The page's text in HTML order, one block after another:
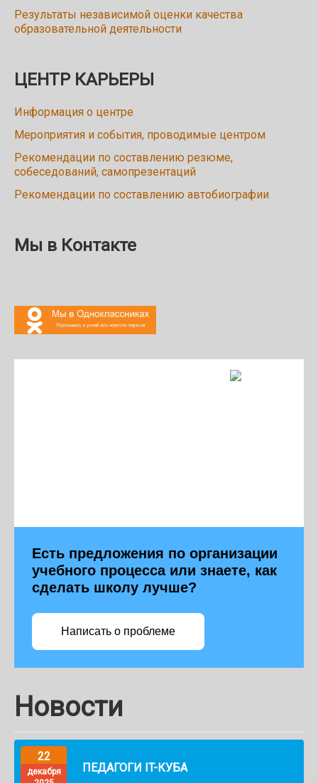
Результаты независимой оценки качества
образовательной деятельности
ЦЕНТР КАРЬЕРЫ
Информация о центре
Мероприятия и события, проводимые центром
Рекомендации по составлению резюме,
собеседований, самопрезентаций
Рекомендации по составлению автобиографии
Мы в Контакте
Есть предложения по организации
учебного процесса или знаете, как
сделать школу лучше?
Написать о проблеме
Новости
22
декабря
ПЕДАГОГИ IT-КУБА